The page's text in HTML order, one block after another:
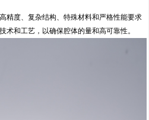
精度、复杂结构、特殊材料和严格性能要求
术和工艺，以确保腔体的量和高可靠性。